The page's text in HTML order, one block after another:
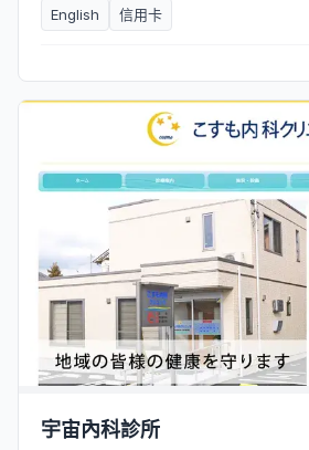
English 信用卡
宇宙內科診所